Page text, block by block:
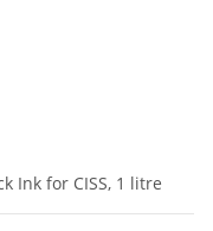
Ink for CISS, 1 litre